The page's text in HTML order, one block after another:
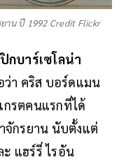
าน ปี 1992 Credit Flickr
กบาร์เซโลน่า
า คริส บอร์ดแมน
กรตคนแรกที่ได้
จักรยาน นับตั้งแต่
แฮร์รี่ ไรอัน